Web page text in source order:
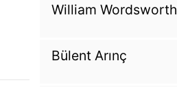
William Wordsworth
Bülent Arınç